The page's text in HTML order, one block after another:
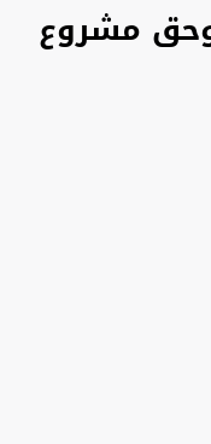
وحق مشروع